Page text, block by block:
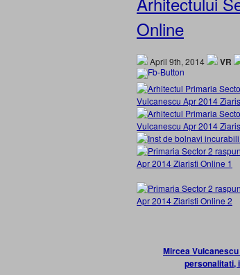
Online
April 9th, 2014 VR
Mircea
personalitati,